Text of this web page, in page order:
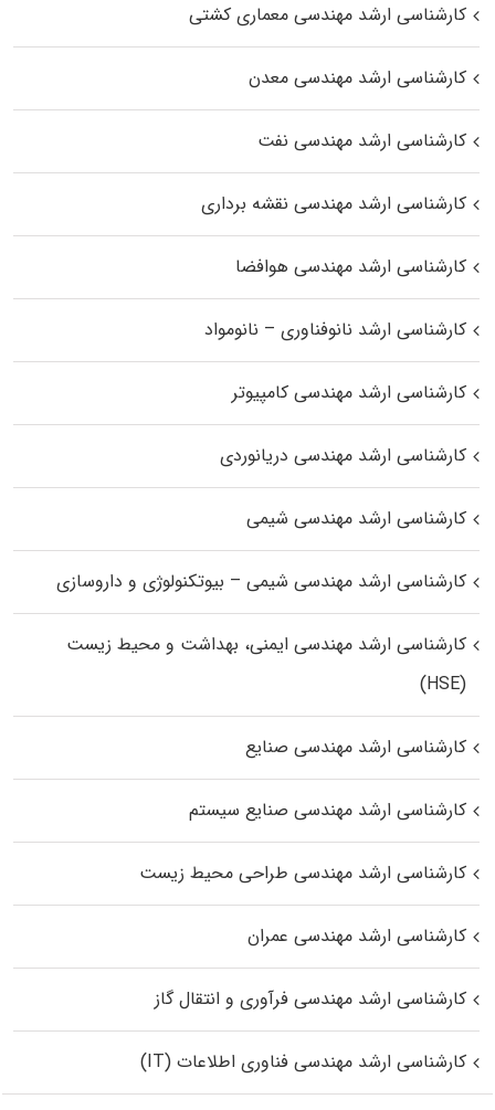
کارشناسی ارشد مهندسی معماری کشتی
کارشناسی ارشد مهندسی معدن
کارشناسی ارشد مهندسی نفت
کارشناسی ارشد مهندسی نقشه برداری
کارشناسی ارشد مهندسی هوافضا
کارشناسی ارشد نانوفناوری – نانومواد
کارشناسی ارشد مهندسی کامپیوتر
کارشناسی ارشد مهندسی دریانوردی
کارشناسی ارشد مهندسی شیمی
کارشناسی ارشد مهندسی شیمی – بیوتکنولوژی و داروسازی
کارشناسی ارشد مهندسی ایمنی، بهداشت و محیط زیست
(HSE)
کارشناسی ارشد مهندسی صنایع
کارشناسی ارشد مهندسی صنایع سیستم
کارشناسی ارشد مهندسی طراحی محیط زیست
کارشناسی ارشد مهندسی عمران
کارشناسی ارشد مهندسی فرآوری و انتقال گاز
کارشناسی ارشد مهندسی فناوری اطلاعات (IT)